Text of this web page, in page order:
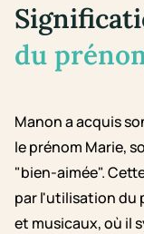
du
Manon a acquis
le prénom Marie,
"bien-aimée".
par l'utilisation du
et musicaux, où il